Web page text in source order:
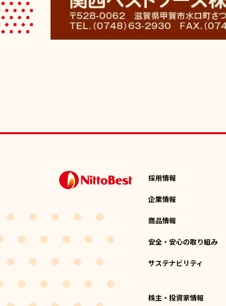
採用情報
企業情報
商品情報
安全・安心の取り組み
サステナビリティ
株主・投資家情報